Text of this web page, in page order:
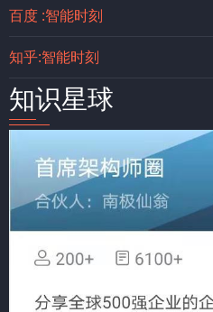
百度 :智能时刻
知乎:智能时刻
知识星球